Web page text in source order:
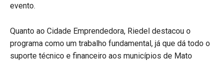
evento.
Quanto ao Cidade Emprendedora, Riedel destacou o
programa como um trabalho fundamental, já que dá todo o
suporte técnico e financeiro aos municípios de Mato